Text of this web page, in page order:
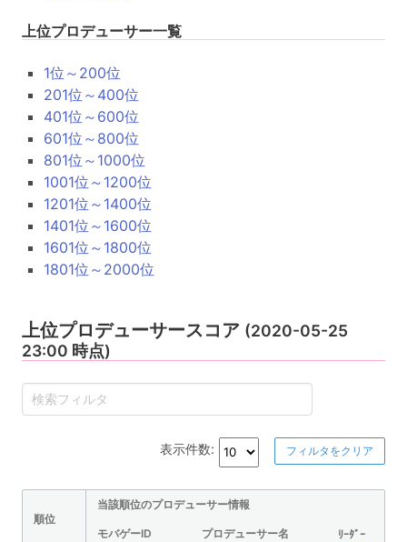
上位プロデューサー一覧
1位～200位
201位～400位
401位～600位
601位～800位
801位～1000位
1001位～1200位
1201位～1400位
1401位～1600位
1601位～1800位
1801位～2000位
上位プロデューサースコア (2020-05-25
23:00 時点)
表示件数: フィルタをクリア
順位
当該順位のプロデューサー情報
モバゲーID プロデューサー名 ﾘｰﾀﾞｰ